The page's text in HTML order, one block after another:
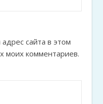
сайта в этом
моих комментариев.